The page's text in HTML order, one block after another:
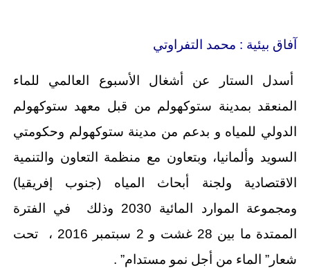
آفاق بيئية : محمد التفراوتي
أسدل الستار عن أشغال الأسبوع العالمي للماء
المنعقد بمدينة ستوكهولم من قبل معهد ستوكهولم
الدولي للمياه و بدعم من مدينة ستوكهولم وحكومتي
السويد وألمانيا، وبتعاون مع منظمة التعاون والتنمية
الاقتصادية ولجنة أبحاث المياه (جنوب إفريقيا)
ومجموعة الموارد المائية 2030 وذلك في الفترة
الممتدة ما بين 28 غشت و 2 سبتمبر 2016 ، تحت
شعار” الماء من أجل نمو مستدام” .